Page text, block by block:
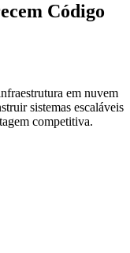
Código
em nuvem
sistemas escaláveis
competitiva.